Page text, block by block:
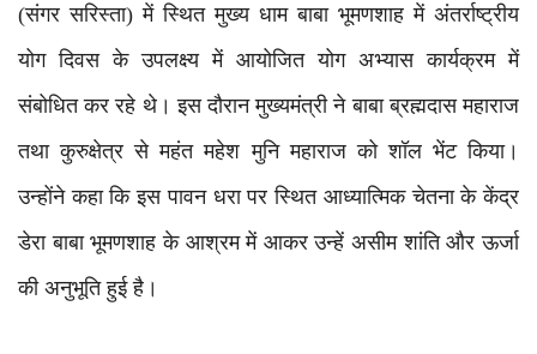
(संगर सरिस्ता) में स्थित मुख्य धाम बाबा भूमणशाह में अंतर्राष्ट्रीय
योग दिवस के उपलक्ष्य में आयोजित योग अभ्यास कार्यक्रम में
संबोधित कर रहे थे। इस दौरान मुख्यमंत्री ने बाबा ब्रह्मदास महाराज
तथा कुरुक्षेत्र से महंत महेश मुनि महाराज को शॉल भेंट किया।
उन्होंने कहा कि इस पावन धरा पर स्थित आध्यात्मिक चेतना के केंद्र
डेरा बाबा भूमणशाह के आश्रम में आकर उन्हें असीम शांति और ऊर्जा
की अनुभूति हुई है।